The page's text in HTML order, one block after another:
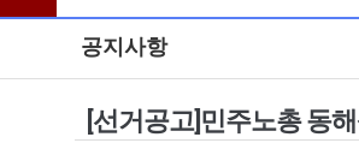
공지사항
[선거공고]민주노총 동